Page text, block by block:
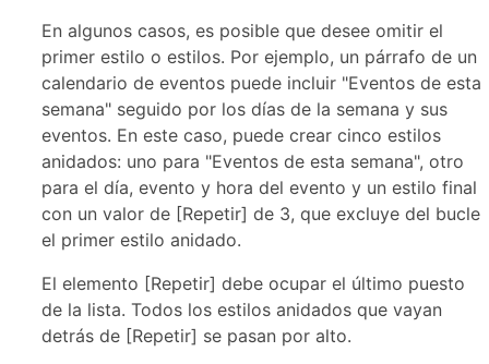
En algunos casos, es posible que desee omitir el
primer estilo o estilos. Por ejemplo, un párrafo de un
calendario de eventos puede incluir "Eventos de esta
semana" seguido por los días de la semana y sus
eventos. En este caso, puede crear cinco estilos
anidados: uno para "Eventos de esta semana", otro
para el día, evento y hora del evento y un estilo final
con un valor de [Repetir] de 3, que excluye del bucle
el primer estilo anidado.
El elemento [Repetir] debe ocupar el último puesto
de la lista. Todos los estilos anidados que vayan
detrás de [Repetir] se pasan por alto.